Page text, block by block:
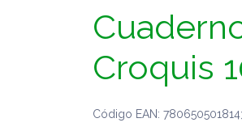
Croquis
Código EAN: